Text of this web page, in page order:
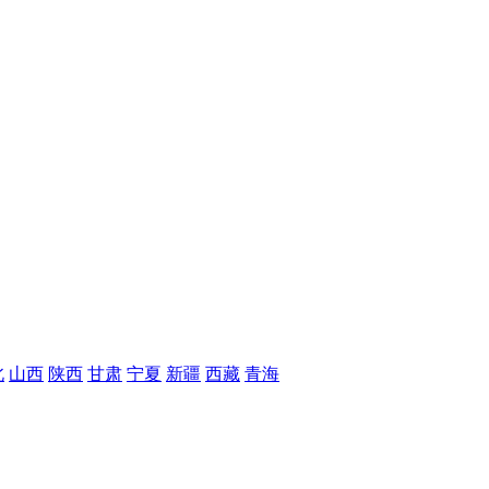
山西 陕西 甘肃 宁夏 新疆 西藏 青海